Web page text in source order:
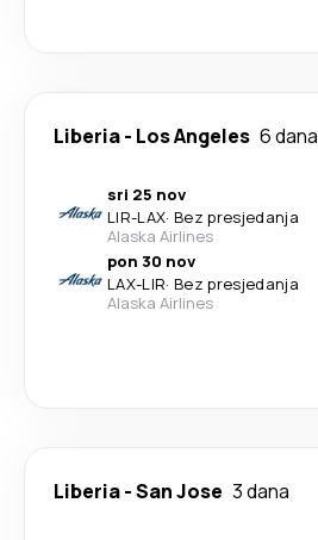
Liberia- Los Angeles 6 dana
sri 25 nov
LIR-LAX· Bez presjedanja
Alaska Airlines
pon 30 nov
LAX-LIR· Bez presjedanja
Alaska Airlines
Liberia-San Jose 3 dana